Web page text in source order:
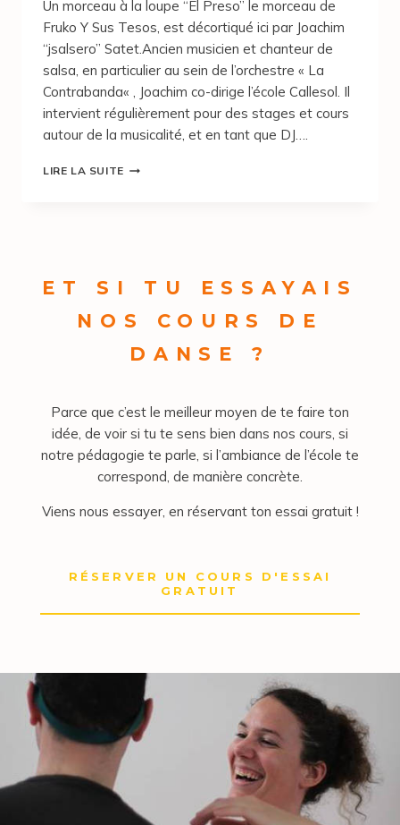
Un morceau à la loupe “El Preso” le morceau de
Fruko Y Sus Tesos, est décortiqué ici par Joachim
“jsalsero” Satet.Ancien musicien et chanteur de
salsa, en particulier au sein de l’orchestre « La
Contrabanda« , Joachim co-dirige l’école Callesol. Il
intervient régulièrement pour des stages et cours
autour de la musicalité, et en tant que DJ….
LIRE LA SUITE
ET SI TU ESSAYAIS
NOS COURS DE
DANSE ?
Parce que c’est le meilleur moyen de te faire ton
idée, de voir si tu te sens bien dans nos cours, si
notre pédagogie te parle, si l’ambiance de l’école te
correspond, de manière concrète.
Viens nous essayer, en réservant ton essai gratuit !
RÉSERVER UN COURS D'ESSAI
GRATUIT